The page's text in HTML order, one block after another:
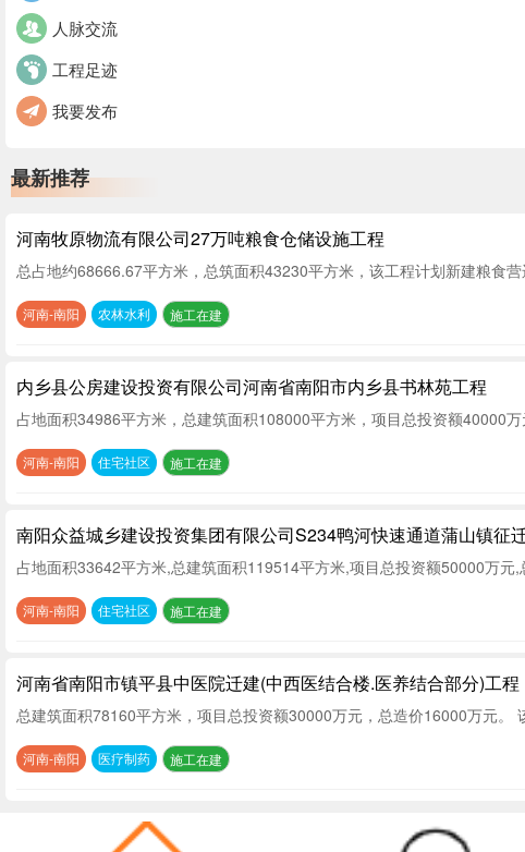
人脉交流
工程足迹
我要发布
最新推荐
河南牧原物流有限公司27万吨粮食仓储设施工程
总占地约68666.67平方米，总筑面积43230平方米，该工程计划新建粮食
河南-南阳 农林水利 施工在建
内乡县公房建设投资有限公司河南省南阳市内乡县书林苑工程
河南-南阳 住宅社区 施工在建
南阳众益城乡建设投资集团有限公司S234鸭河快速通道蒲山镇征
河南-南阳 住宅社区 施工在建
河南省南阳市镇平县中医院迁建(中西医结合楼.医养结合部分)工程
河南-南阳 医疗制药 施工在建